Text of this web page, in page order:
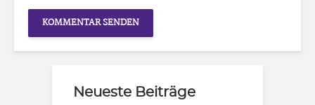
Neueste Beiträge